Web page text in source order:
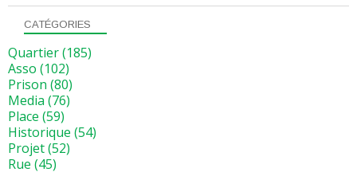
CATÉGORIES
Quartier(185)
Asso (102)
Prison (80)
Media (76)
Place (59)
Historique (54)
Projet(52)
Rue (45)